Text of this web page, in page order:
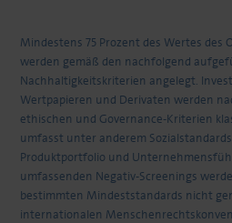
Mindestens 75 Prozent des Wertes des
werden gemäß den nachfolgend
Nachhaltigkeitskriterien angelegt.
Wertpapieren und Derivaten werden
ethischen und Governance-Kriterien
umfasst unter anderem
Produktportfolio und
umfassenden Negativ-Screenings
bestimmten Mindeststandards nicht
internationalen